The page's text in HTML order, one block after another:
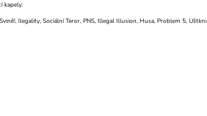
kapely:
Ilegality, Sociální Teror, PNS, Illegal Illusion, Husa, Problem 5, Uštkni